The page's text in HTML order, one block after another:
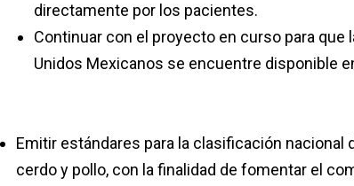
directamente por los pacientes.
Continuar con el proyecto en curso para que
Unidos Mexicanos se encuentre disponible
Emitir estándares para la clasificación nacional
cerdo y pollo, con la finalidad de fomentar el